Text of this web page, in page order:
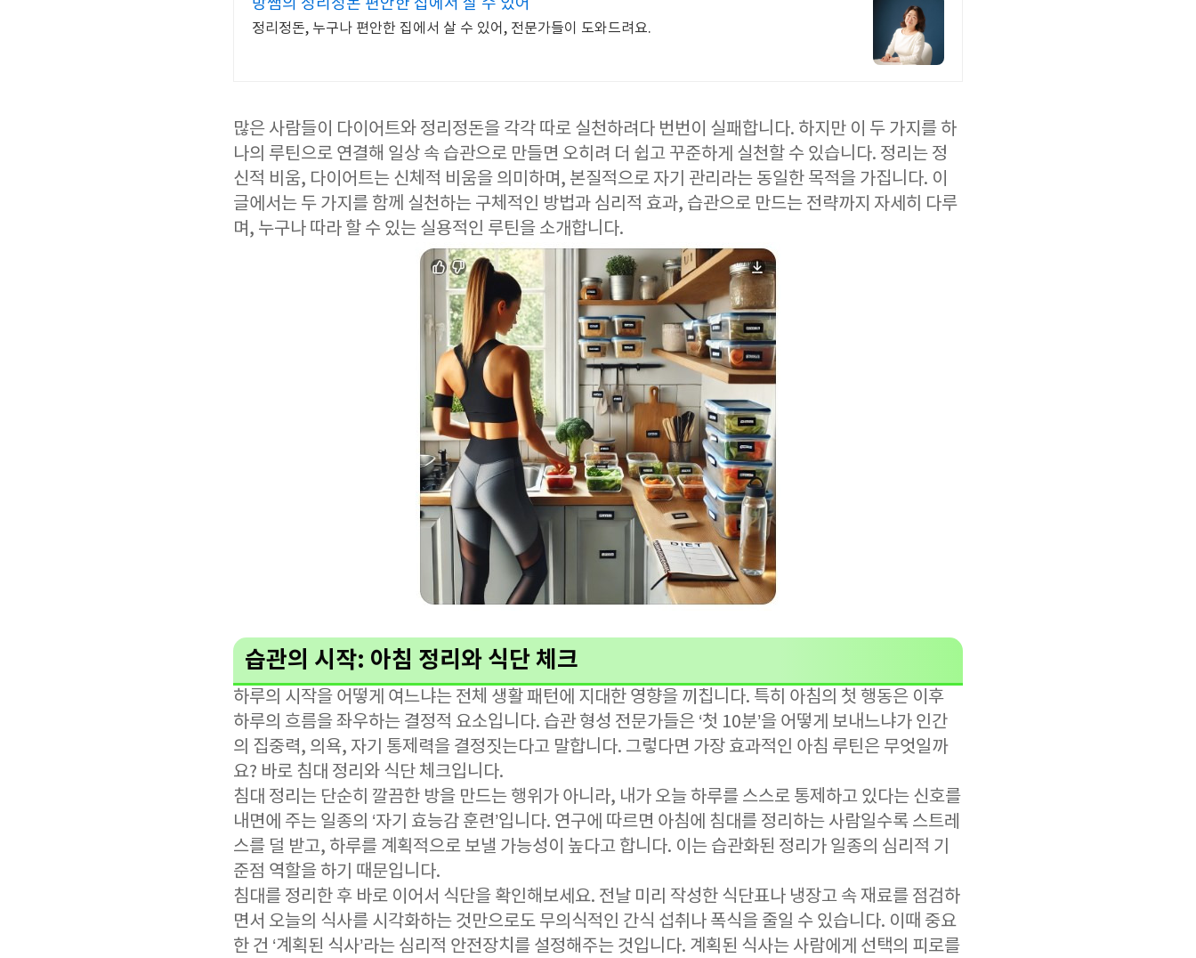
방쌤의 정리정돈 편안한 집에서 살 수 있어
정리정돈, 누구나 편안한 집에서 살 수 있어, 전문가들이 도와드려요.
많은 사람들이 다이어트와 정리정돈을 각각 따로 실천하려다 번번이 실패합니다. 하지만 이 두 가지를 하
나의 루틴으로 연결해 일상 속 습관으로 만들면 오히려 더 쉽고 꾸준하게 실천할 수 있습니다. 정리는 정
신적 비움, 다이어트는 신체적 비움을 의미하며, 본질적으로 자기 관리라는 동일한 목적을 가집니다. 이
글에서는 두 가지를 함께 실천하는 구체적인 방법과 심리적 효과, 습관으로 만드는 전략까지 자세히 다루
며, 누구나 따라 할 수 있는 실용적인 루틴을 소개합니다.
습관의 시작: 아침 정리와 식단 체크
하루의 시작을 어떻게 여느냐는 전체 생활 패턴에 지대한 영향을 끼칩니다. 특히 아침의 첫 행동은 이후
하루의 흐름을 좌우하는 결정적 요소입니다. 습관 형성 전문가들은 ‘첫 10분’을 어떻게 보내느냐가 인간
의 집중력, 의욕, 자기 통제력을 결정짓는다고 말합니다. 그렇다면 가장 효과적인 아침 루틴은 무엇일까
요? 바로 침대 정리와 식단 체크입니다.
침대 정리는 단순히 깔끔한 방을 만드는 행위가 아니라, 내가 오늘 하루를 스스로 통제하고 있다는 신호를
내면에 주는 일종의 ‘자기 효능감 훈련’입니다. 연구에 따르면 아침에 침대를 정리하는 사람일수록 스트레
스를 덜 받고, 하루를 계획적으로 보낼 가능성이 높다고 합니다. 이는 습관화된 정리가 일종의 심리적 기
준점 역할을 하기 때문입니다.
침대를 정리한 후 바로 이어서 식단을 확인해보세요. 전날 미리 작성한 식단표나 냉장고 속 재료를 점검하
면서 오늘의 식사를 시각화하는 것만으로도 무의식적인 간식 섭취나 폭식을 줄일 수 있습니다. 이때 중요
한 건 ‘계획된 식사’라는 심리적 안전장치를 설정해주는 것입니다. 계획된 식사는 사람에게 선택의 피로를